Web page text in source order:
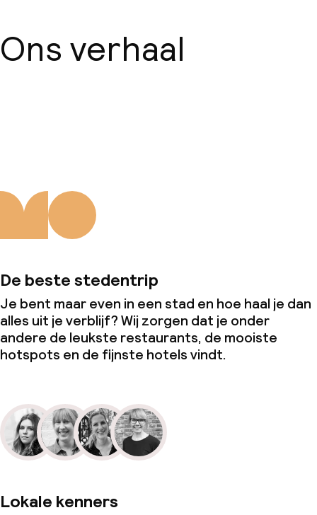
Ons verhaal
De beste stedentrip
Je bent maar even in een stad en hoe haal je dan
alles uit je verblijf? Wij zorgen dat je onder
andere de leukste restaurants, de mooiste
hotspots en de fijnste hotels vindt.
Lokale kenners